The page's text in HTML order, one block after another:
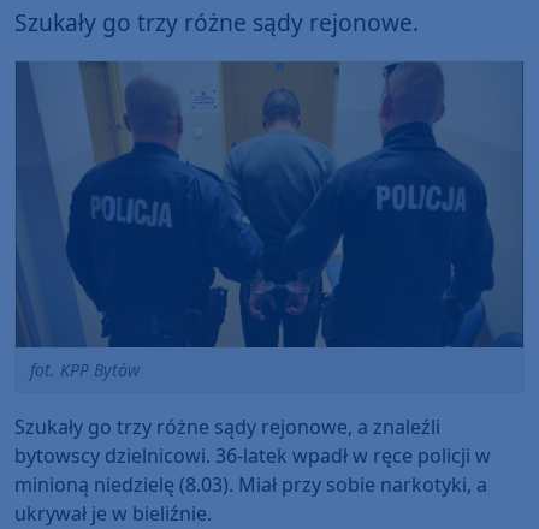
Szukały go trzy różne sądy rejonowe.
fot. KPP Bytów
Szukały go trzy różne sądy rejonowe, a znaleźli
bytowscy dzielnicowi. 36-latek wpadł w ręce policji w
minioną niedzielę (8.03). Miał przy sobie narkotyki, a
ukrywał je w bieliźnie.